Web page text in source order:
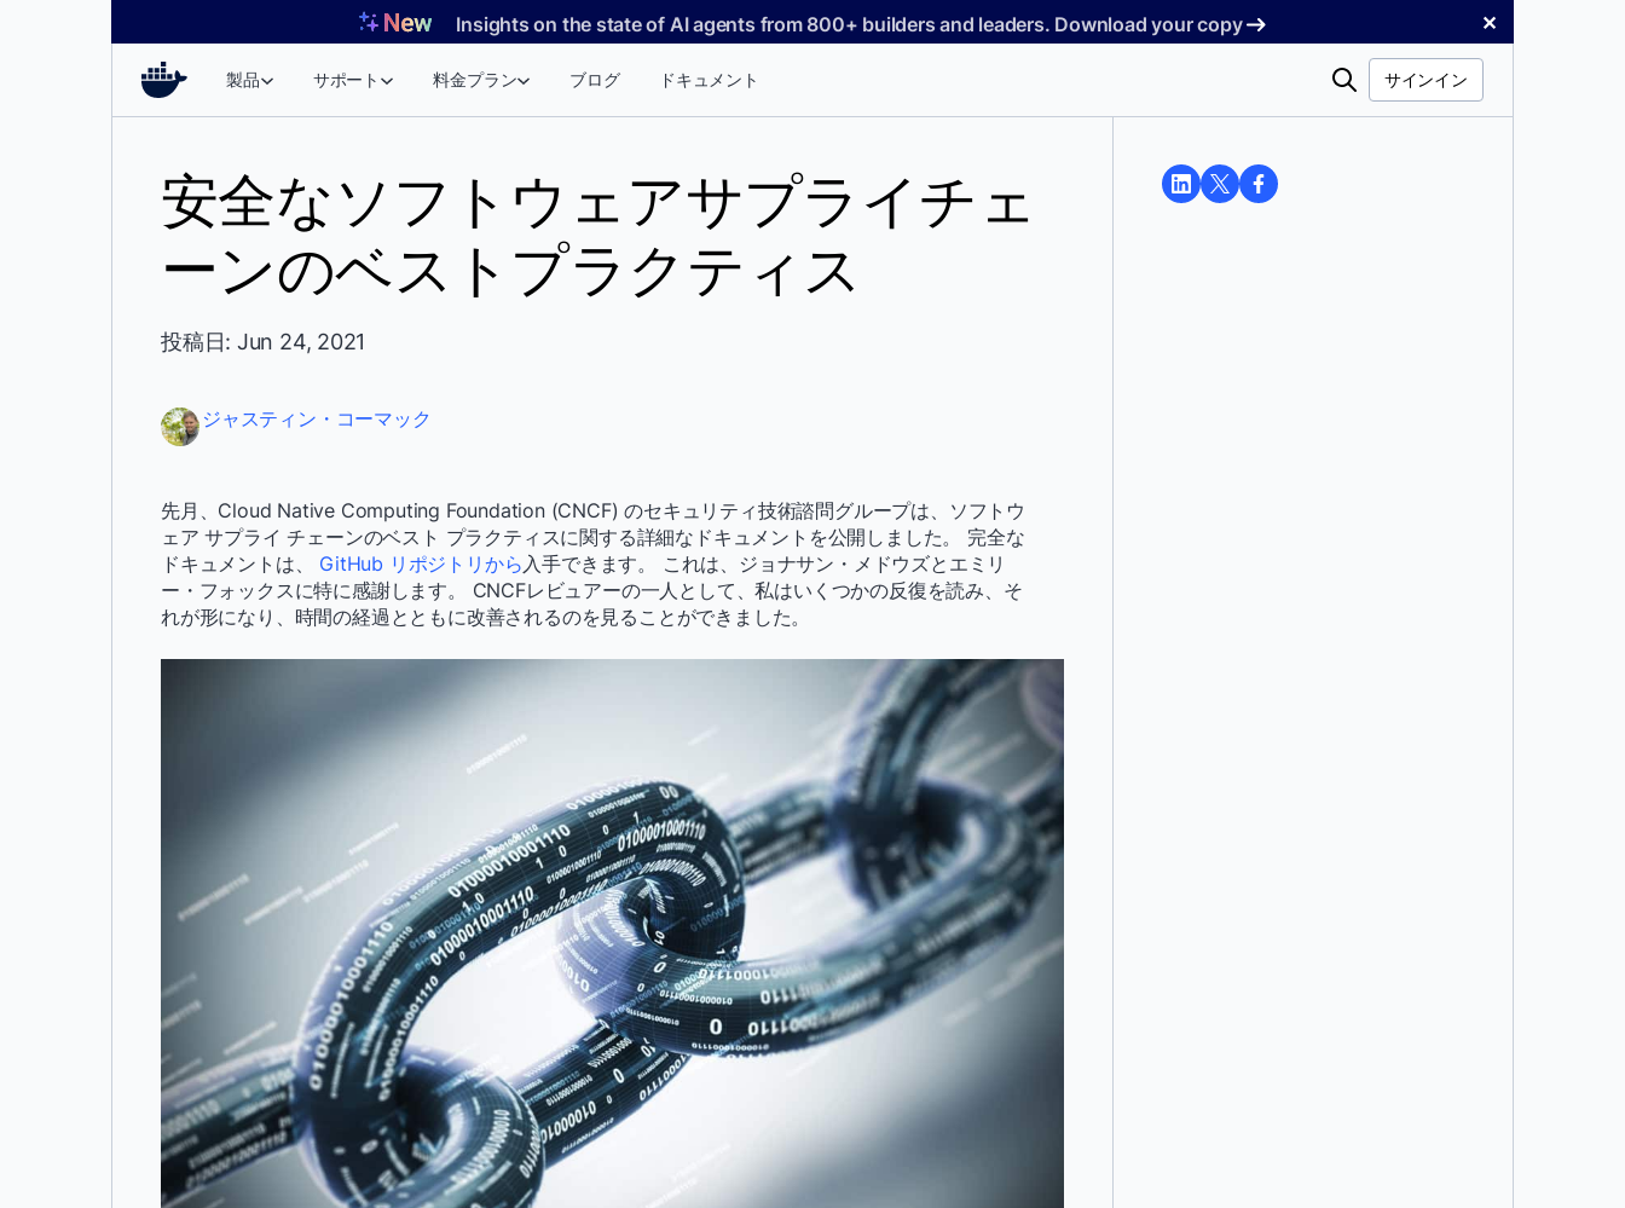
Insights on the state of AI agents from 800+ builders and leaders. Download your copy ✕
製品 サポート 料金プラン ブログ ドキュメント
検
サインイン
安全なソフトウェアサプライチェ
ーンのベストプラクティス
投稿日: Jun 24, 2021
ジャスティン・コーマック
先月、Cloud Native Computing Foundation (CNCF) のセキュリティ技術諮問グループは、ソフトウ
ェア サプライ チェーンのベスト プラクティスに関する詳細なドキュメントを公開しました。 完全な
ドキュメントは、
GitHub リポジトリから入手できます。 これは、ジョナサン・メドウズとエミリ
ー・フォックスに特に感謝します。 CNCFレビュアーの一人として、私はいくつかの反復を読み、そ
れが形になり、時間の経過とともに改善されるのを見ることができました。